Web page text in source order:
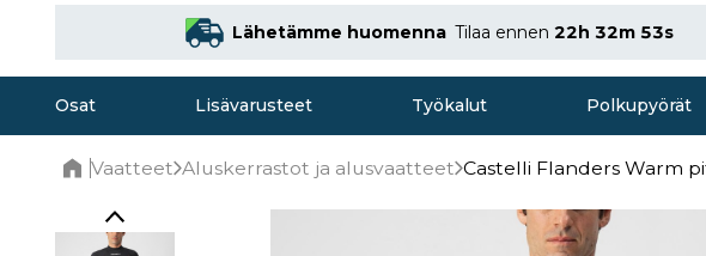
Lähetämme huomenna Tilaa ennen22h 32m 52s
Osat Lisävarusteet Työkalut Polkupyörät
Vaatteet Aluskerrastot ja alusvaatteet Castelli Flanders Warm